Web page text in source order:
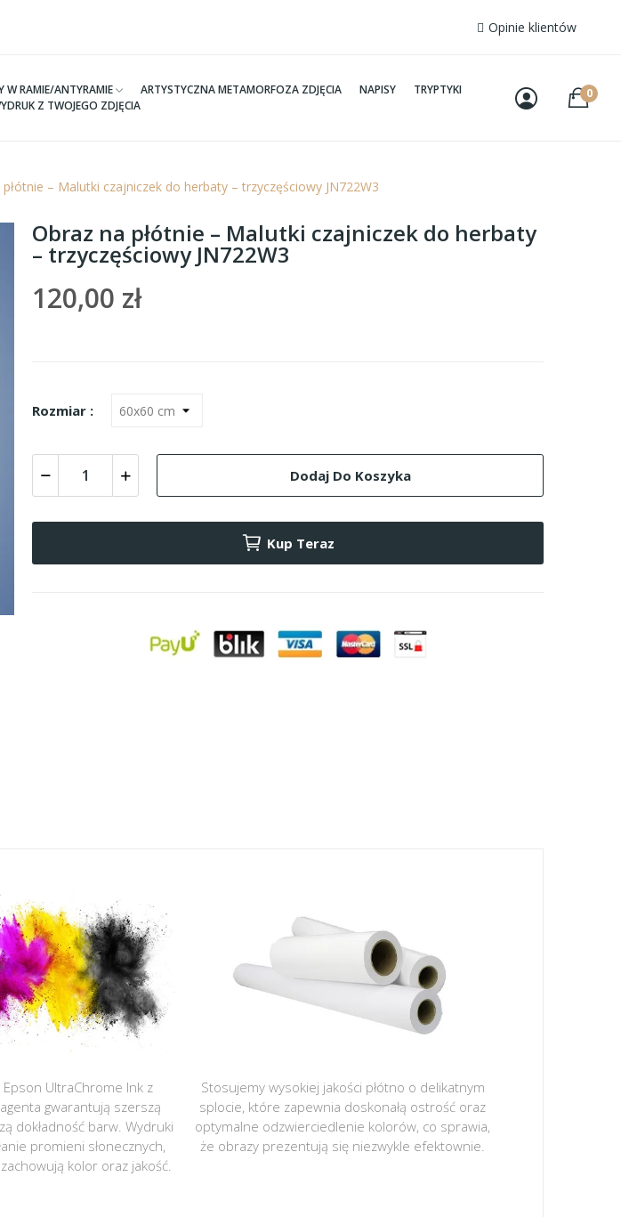
Opinie klientów
W RAMIE/ANTYRAMIE ARTYSTYCZNA METAMORFOZA ZDJĘCIA NAPISY
TRYPTYKI
Z TWOJEGO ZDJĘCIA
0
płótnie – Malutki czajniczek do herbaty – trzyczęściowy JN722W3
Obraz na płótnie – Malutki czajniczek do herbaty
– trzyczęściowy JN722W3
120,00 zł
Rozmiar :
Dodaj Do Koszyka
Kup Teraz
UltraChrome Ink z
gwarantują szerszą
dokładność barw. Wydruki
promieni słonecznych,
kolor oraz jakość.
Stosujemy wysokiej jakości płótno o delikatnym
splocie, które zapewnia doskonałą ostrość oraz
optymalne odzwierciedlenie kolorów, co sprawia,
że obrazy prezentują się niezwykle efektownie.